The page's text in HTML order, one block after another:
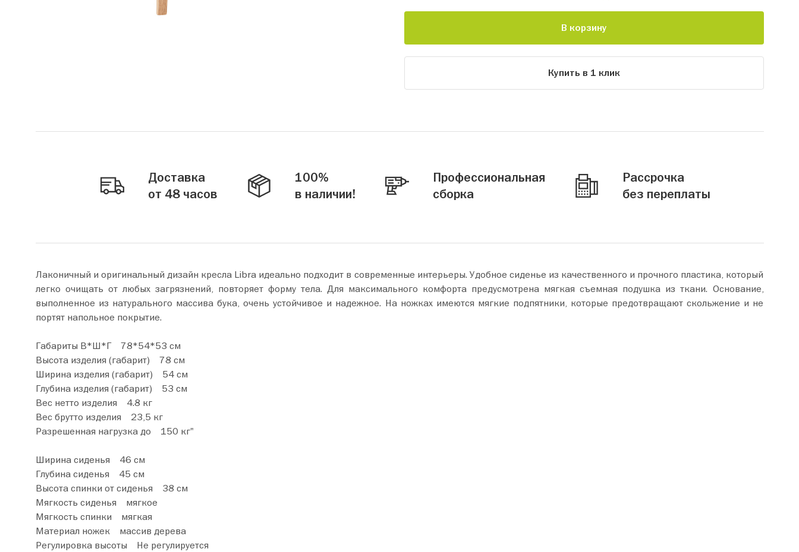
В корзину
Купить в 1 клик
Доставка
от 48 часов
100%
в наличии!
Профессиональная
сборка
Рассрочка
без переплаты
Лаконичный и оригинальный дизайн кресла Libra идеально подходит в современные интерьеры. Удобное сиденье из качественного и прочного пластика, который
легко очищать от любых загрязнений, повторяет форму тела. Для максимального комфорта предусмотрена мягкая съемная подушка из ткани. Основание,
выполненное из натурального массива бука, очень устойчивое и надежное. На ножках имеются мягкие подпятники, которые предотвращают скольжение и не
портят напольное покрытие.
Габариты В*Ш*Г 78*54*53 см
Высота изделия (габарит) 78 см
Ширина изделия (габарит) 54 см
Глубина изделия (габарит) 53 см
Вес нетто изделия 4.8 кг
Вес брутто изделия 23,5 кг
Разрешенная нагрузка до 150 кг"
Ширина сиденья 46 см
Глубина сиденья 45 см
Высота спинки от сиденья 38 см
Мягкость сиденья мягкое
Мягкость спинки мягкая
Материал ножек массив дерева
Регулировка высоты Не регулируется